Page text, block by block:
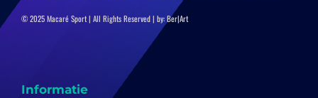
© 2025 Macaré Sport | All Rights Reserved | by:Ber|Art
Informatie